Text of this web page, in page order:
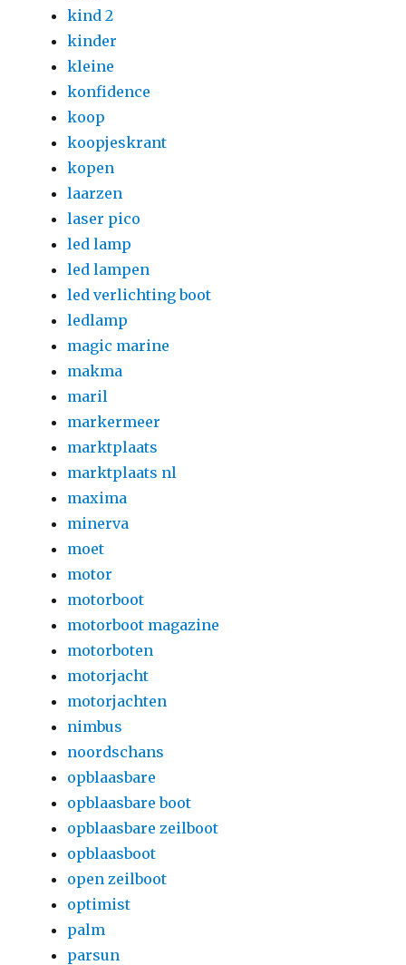
kind 2
kinder
kleine
konfidence
koop
koopjeskrant
kopen
laarzen
laser pico
led lamp
led lampen
led verlichting boot
ledlamp
magic marine
makma
maril
markermeer
marktplaats
marktplaats nl
maxima
minerva
moet
motor
motorboot
motorboot magazine
motorboten
motorjacht
motorjachten
nimbus
noordschans
opblaasbare
opblaasbare boot
opblaasbare zeilboot
opblaasboot
open zeilboot
optimist
palm
parsun